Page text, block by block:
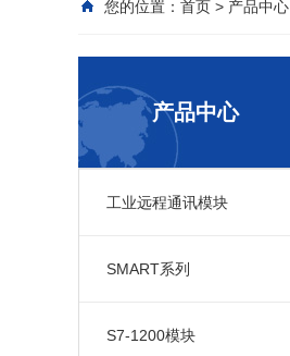
您的位置： 首页 > 产品中心
产品中心
工业远程通讯模块
SMART系列
S7-1200模块